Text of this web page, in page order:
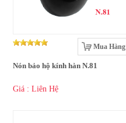
Mua Hàng
Nón bảo hộ kính hàn N.81
Giá : Liên Hệ